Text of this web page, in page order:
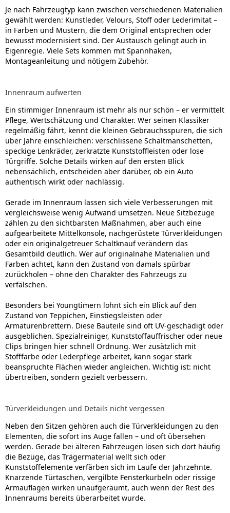
Je nach Fahrzeugtyp kann zwischen verschiedenen Materialien
gewählt werden: Kunstleder, Velours, Stoff oder Lederimitat –
in Farben und Mustern, die dem Original entsprechen oder
bewusst modernisiert sind. Der Austausch gelingt auch in
Eigenregie. Viele Sets kommen mit Spannhaken,
Montageanleitung und nötigem Zubehör.
Innenraum aufwerten
Ein stimmiger Innenraum ist mehr als nur schön – er vermittelt
Pflege, Wertschätzung und Charakter. Wer seinen Klassiker
regelmäßig fährt, kennt die kleinen Gebrauchsspuren, die sich
über Jahre einschleichen: verschlissene Schaltmanschetten,
speckige Lenkräder, zerkratzte Kunststoffleisten oder lose
Türgriffe. Solche Details wirken auf den ersten Blick
nebensächlich, entscheiden aber darüber, ob ein Auto
authentisch wirkt oder nachlässig.
Gerade im Innenraum lassen sich viele Verbesserungen mit
vergleichsweise wenig Aufwand umsetzen. Neue Sitzbezüge
zählen zu den sichtbarsten Maßnahmen, aber auch eine
aufgearbeitete Mittelkonsole, nachgerüstete Türverkleidungen
oder ein originalgetreuer Schaltknauf verändern das
Gesamtbild deutlich. Wer auf originalnahe Materialien und
Farben achtet, kann den Zustand von damals spürbar
zurückholen – ohne den Charakter des Fahrzeugs zu
verfälschen.
Besonders bei Youngtimern lohnt sich ein Blick auf den
Zustand von Teppichen, Einstiegsleisten oder
Armaturenbrettern. Diese Bauteile sind oft UV-geschädigt oder
ausgeblichen. Spezialreiniger, Kunststoffauffrischer oder neue
Clips bringen hier schnell Ordnung. Wer zusätzlich mit
Stofffarbe oder Lederpflege arbeitet, kann sogar stark
beanspruchte Flächen wieder angleichen. Wichtig ist: nicht
übertreiben, sondern gezielt verbessern.
Türverkleidungen und Details nicht vergessen
Neben den Sitzen gehören auch die Türverkleidungen zu den
Elementen, die sofort ins Auge fallen – und oft übersehen
werden. Gerade bei älteren Fahrzeugen lösen sich dort häufig
die Bezüge, das Trägermaterial wellt sich oder
Kunststoffelemente verfärben sich im Laufe der Jahrzehnte.
Knarzende Türtaschen, vergilbte Fensterkurbeln oder rissige
Armauflagen wirken unaufgeräumt, auch wenn der Rest des
Innenraums bereits überarbeitet wurde.